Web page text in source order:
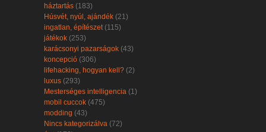
háztartás (183)
Húsvét, nyúl, ajándék (21)
ingatlan, építészet (115)
játékok (253)
karácsonyi pazarságok (43)
koncepció (306)
lifehacking, hogyan kell? (2)
luxus (293)
Mesterséges intelligencia (1)
mobil cuccok (475)
modding (43)
Nincs kategorizálva (72)